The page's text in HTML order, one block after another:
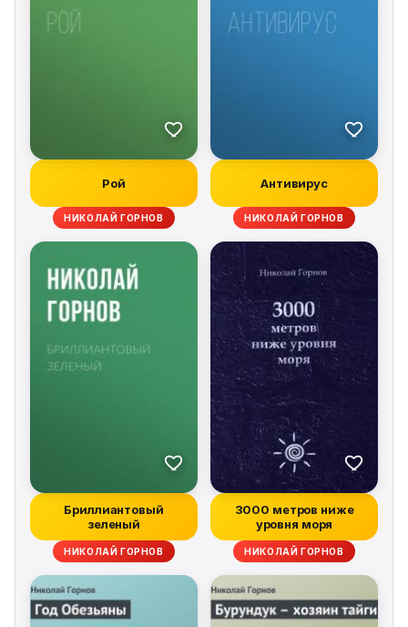
Рой
НИКОЛАЙ ГОРНОВ
Антивирус
НИКОЛАЙ ГОРНОВ
Бриллиантовый
зеленый
НИКОЛАЙ ГОРНОВ
3000 метров ниже
уровня моря
НИКОЛАЙ ГОРНОВ